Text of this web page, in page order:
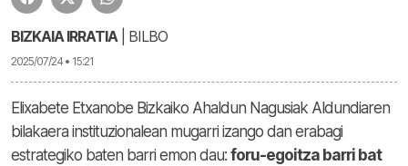
BIZKAIA IRRATIA| BILBO
2025/07/24 • 15:21
Elixabete Etxanobe Bizkaiko Ahaldun Nagusiak Aldundiaren
bilakaera instituzionalean mugarri izango dan erabagi
estrategiko baten barri emon dau: foru-egoitza barri bat